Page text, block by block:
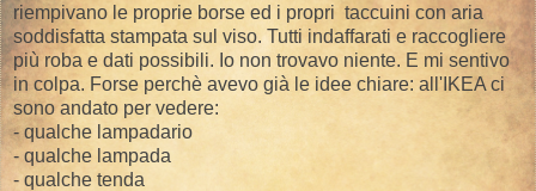
riempivano le proprie borse ed i propri taccuini con aria
soddisfatta stampata sul viso. Tutti indaffarati e raccogliere
più roba e dati possibili. Io non trovavo niente. E mi sentivo
in colpa. Forse perchè avevo già le idee chiare: all'IKEA ci
sono andato per vedere:
- qualche lampadario
- qualche lampada
- qualche tenda